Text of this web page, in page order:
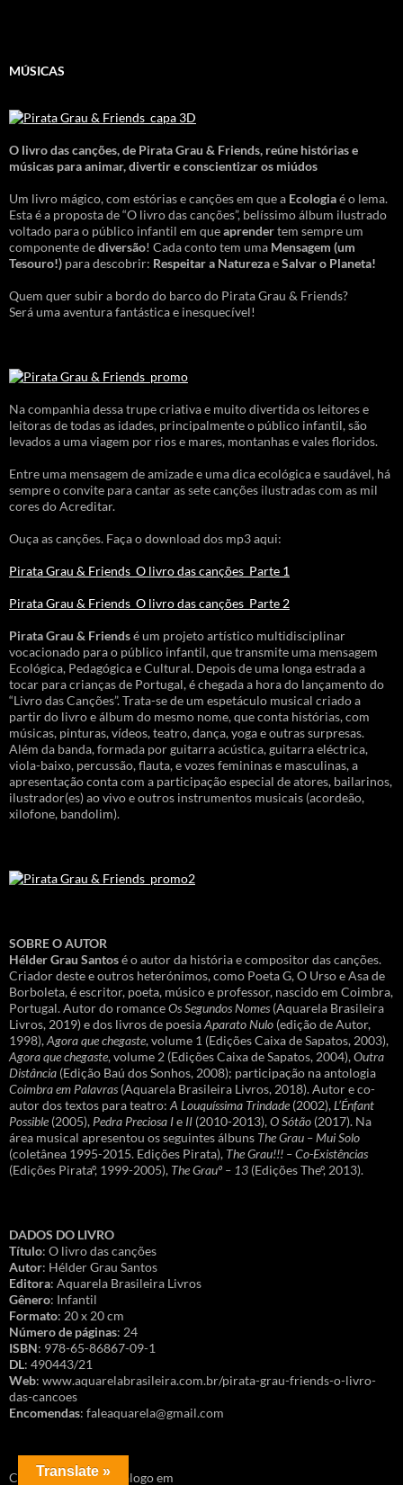
MÚSICAS
O livro das canções,de Pirata Grau & Friends, reúne histórias e
músicas para animar, divertir e conscientizar os miúdos
Um livro mágico, com estórias e canções em que a Ecologiaé o lema.
Esta é a proposta de “O livro das canções”, belíssimo álbum ilustrado
voltado para o público infantil em queaprendertem sempre um
componente dediversão! Cada conto tem uma Mensagem (um
Tesouro!) para descobrir: Respeitar a NaturezaeSalvar o Planeta!
Quem quer subir a bordo do barco do Pirata Grau & Friends?
Será uma aventura fantástica e inesquecível!
Na companhia dessa trupe criativa e muito divertida os leitores e
leitoras de todas as idades, principalmente o público infantil, são
levados a uma viagem por rios e mares, montanhas e vales floridos.
Entre uma mensagem de amizade e uma dica ecológica e saudável, há
sempre o convite para cantar as sete canções ilustradas com as mil
cores do Acreditar.
Ouça as canções. Faça o download dos mp3 aqui:
Pirata Grau & Friends_O livro das canções_Parte 1
Pirata Grau & Friends_O livro das canções_Parte 2
Pirata Grau & Friendsé um projeto artístico multidisciplinar
vocacionado para o público infantil, que transmite uma mensagem
Ecológica, Pedagógica e Cultural. Depois de uma longa estrada a
tocar para crianças de Portugal, é chegada a hora do lançamento do
“Livro das Canções”. Trata-se de um espetáculo musical criado a
partir do livro e álbum do mesmo nome, que conta histórias, com
músicas, pinturas, vídeos, teatro, dança, yoga e outras surpresas.
Além da banda, formada por guitarra acústica, guitarra eléctrica,
viola-baixo, percussão, flauta, e vozes femininas e masculinas, a
apresentação conta com a participação especial de atores, bailarinos,
ilustrador(es) ao vivo e outros instrumentos musicais (acordeão,
xilofone, bandolim).
SOBRE O AUTOR
Hélder Grau Santosé o autor da história e compositor das canções.
Criador deste e outros heterónimos, como Poeta G, O Urso e Asa de
Borboleta, é escritor, poeta, músico e professor, nascido em Coimbra,
Portugal. Autor do romanceOs Segundos Nomes (Aquarela Brasileira
Livros, 2019) e dos livros de poesiaAparato Nulo (edição de Autor,
1998),Agora que chegaste, volume 1 (Edições Caixa de Sapatos, 2003),
Agora que chegaste, volume 2 (Edições Caixa de Sapatos, 2004),Outra
Distância (Edição Baú dos Sonhos, 2008); participação na antologia
Coimbra em Palavras (Aquarela Brasileira Livros, 2018). Autor e co-
autor dos textos para teatro:A Louquíssima Trindade (2002),L’Énfant
Possible (2005),Pedra Preciosa Ie II (2010-2013),O Sótão (2017). Na
área musical apresentou os seguintes álbuns The Grau – Mui Solo
(coletânea 1995-2015. Edições Pirata), The Grau!!! – Co-Existências
(Edições Pirataº, 1999-2005), The Grauº – 13 (Edições Theº, 2013).
DADOS DO LIVRO
Título: O livro das canções
Autor: Hélder Grau Santos
Editora: Aquarela Brasileira Livros
Gênero: Infantil
Formato: 20 x 20 cm
Número de páginas: 24
ISBN: 978-65-86867-09-1
DL: 490443/21
Web: www.aquarelabrasileira.com.br/pirata-grau-friends-o-livro-
das-cancoes
Encomendas: faleaquarela@gmail.com
Conheça o nosso catálogo em
Translate »